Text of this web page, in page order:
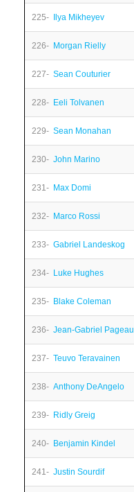
225- Ilya Mikheyev
226- Morgan Rielly
227- Sean Couturier
228- Eeli Tolvanen
229- Sean Monahan
230- John Marino
231- Max Domi
232- Marco Rossi
233- Gabriel Landeskog
234- Luke Hughes
235- Blake Coleman
236- Jean-Gabriel Pageau
237- Teuvo Teravainen
238- Anthony DeAngelo
239- Ridly Greig
240- Benjamin Kindel
241- Justin Sourdif